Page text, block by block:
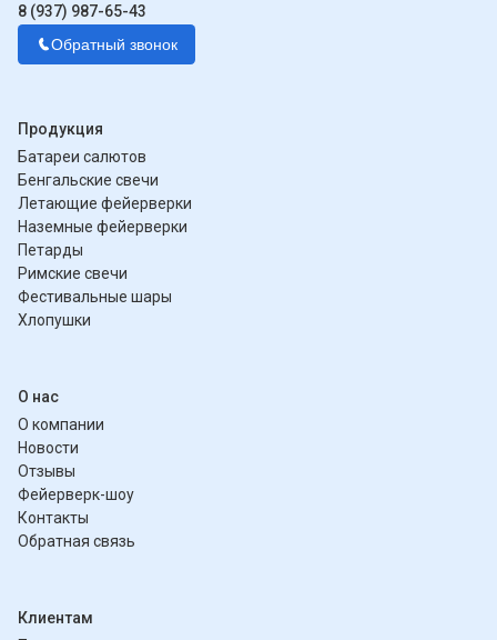
8 (937) 987-65-43
Обратный звонок
Продукция
Батареи салютов
Бенгальские свечи
Летающие фейерверки
Наземные фейерверки
Петарды
Римские свечи
Фестивальные шары
Хлопушки
О нас
О компании
Новости
Отзывы
Фейерверк-шоу
Контакты
Обратная связь
Клиентам